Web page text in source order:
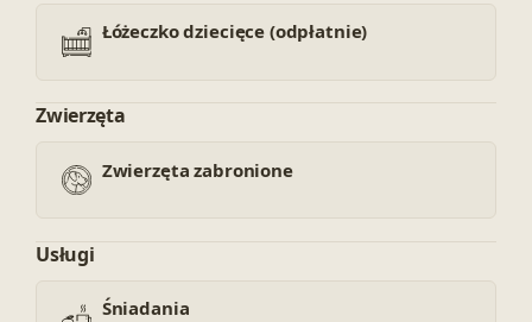
Łóżeczko dziecięce (odpłatnie)
Zwierzęta
Zwierzęta zabronione
Usługi
Śniadania